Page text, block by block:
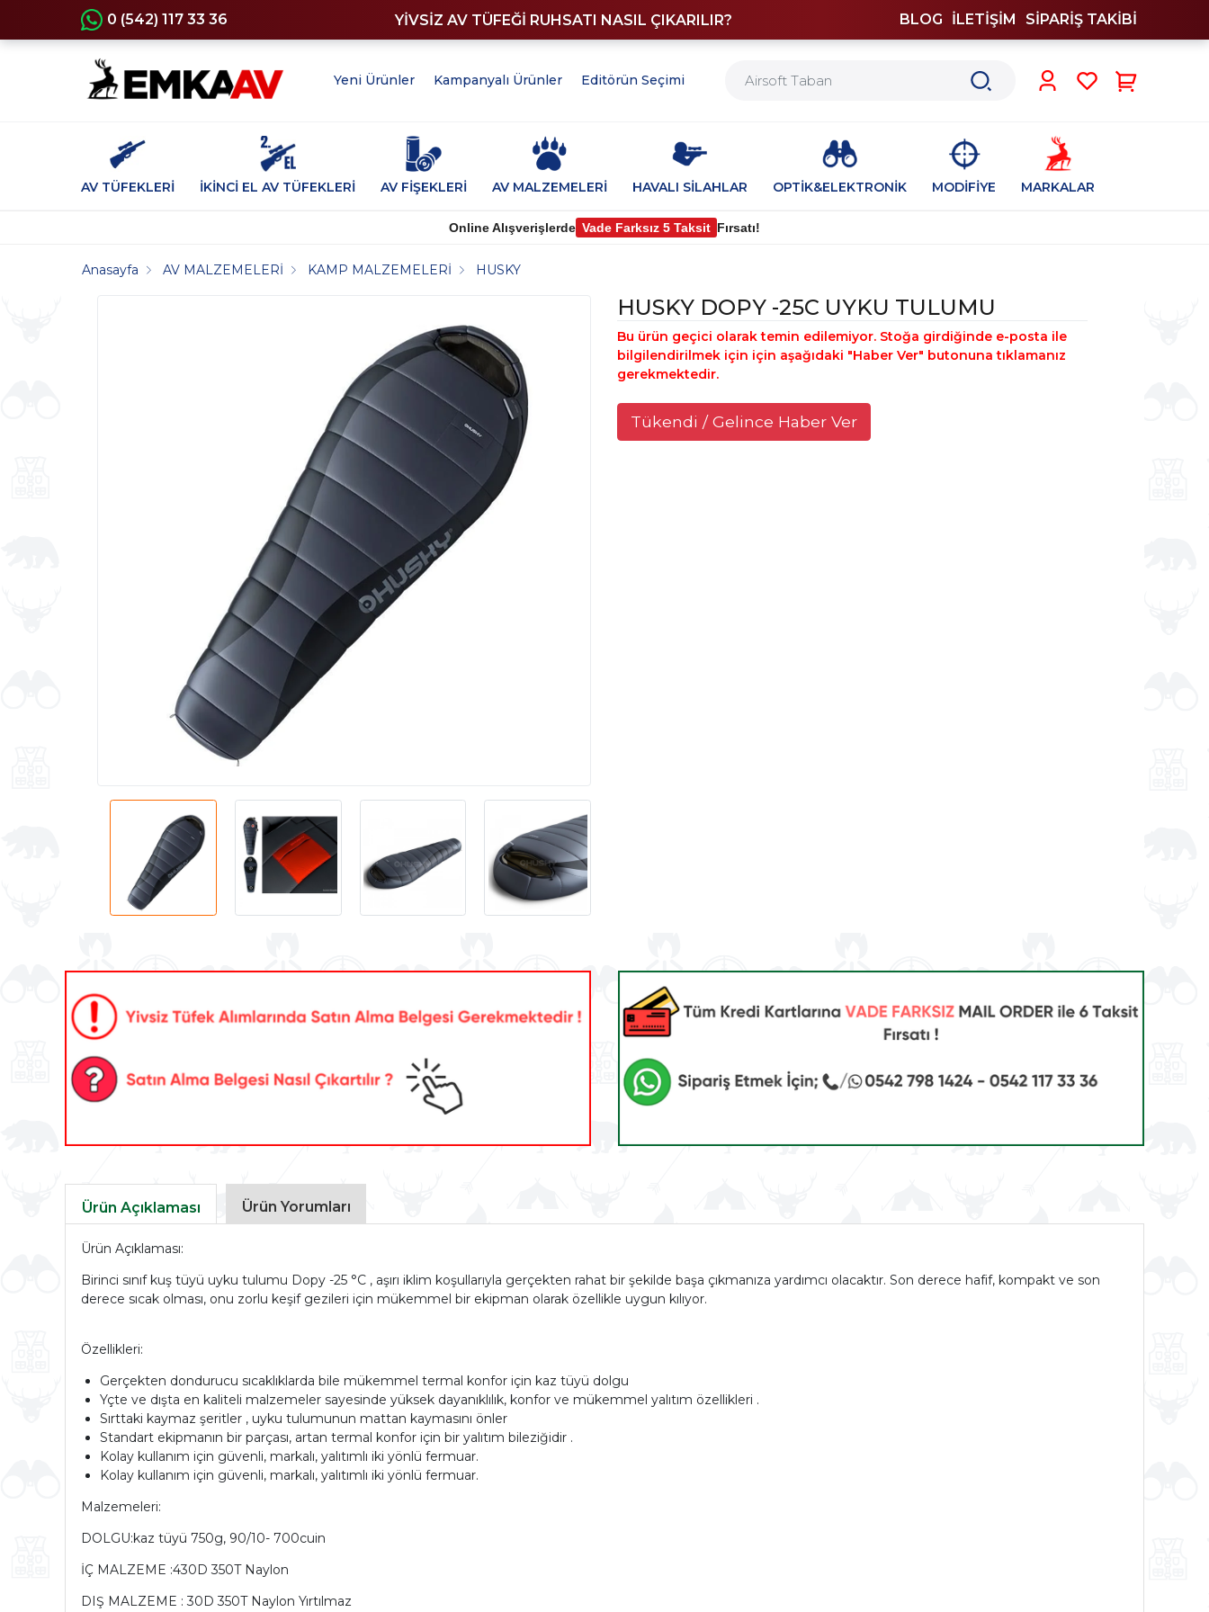
0 (542) 117 33 36 YİVSİZ AV TÜFEĞİ RUHSATI NASIL ÇIKARILIR? BLOG İLETİŞİM SİPARİŞ TAKİBİ
Yeni Ürünler Kampanyalı Ürünler Editörün Seçimi
AV TÜFEKLERİ İKİNCİ EL AV TÜFEKLERİ AV FİŞEKLERİ AV MALZEMELERİ HAVALI SİLAHLAR OPTİK&ELEKTRONİK MODİFİYE MARKALAR
Online Alışverişlerde Vade Farksız 5 Taksit Fırsatı!
Anasayfa AV MALZEMELERİ KAMP MALZEMELERİ HUSKY
HUSKY DOPY -25C UYKU TULUMU
Bu ürün geçici olarak temin edilemiyor. Stoğa girdiğinde e-posta ile
bilgilendirilmek için için aşağıdaki "Haber Ver" butonuna tıklamanız
gerekmektedir.
Tükendi / Gelince Haber Ver
Ürün Açıklaması Ürün Yorumları
Ürün Açıklaması:
Birinci sınıf kuş tüyü uyku tulumu Dopy -25 °C , aşırı iklim koşullarıyla gerçekten rahat bir şekilde başa çıkmanıza yardımcı olacaktır. Son derece hafif, kompakt ve son
derece sıcak olması, onu zorlu keşif gezileri için mükemmel bir ekipman olarak özellikle uygun kılıyor.
Özellikleri:
Gerçekten dondurucu sıcaklıklarda bile mükemmel termal konfor için kaz tüyü dolgu
Yçte ve dışta en kaliteli malzemeler sayesinde yüksek dayanıklılık, konfor ve mükemmel yalıtım özellikleri .
Sırttaki kaymaz şeritler , uyku tulumunun mattan kaymasını önler
Standart ekipmanın bir parçası, artan termal konfor için bir yalıtım bileziğidir .
Kolay kullanım için güvenli, markalı, yalıtımlı iki yönlü fermuar.
Kolay kullanım için güvenli, markalı, yalıtımlı iki yönlü fermuar.
Malzemeleri:
DOLGU:kaz tüyü 750g, 90/10- 700cuin
İÇ MALZEME :430D 350T Naylon
DIŞ MALZEME : 30D 350T Naylon Yırtılmaz